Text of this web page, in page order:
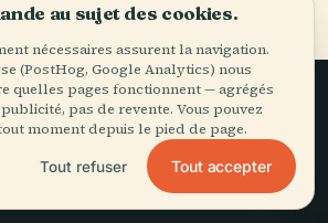
lent,
au sujet des cookies.
nécessaires assurent la navigation.
(PostHog, Google Analytics) nous
quelles pages fonctionnent — agrégés
pas de revente. Vous pouvez
moment depuis le pied de page.
Tout refuser Tout accepter